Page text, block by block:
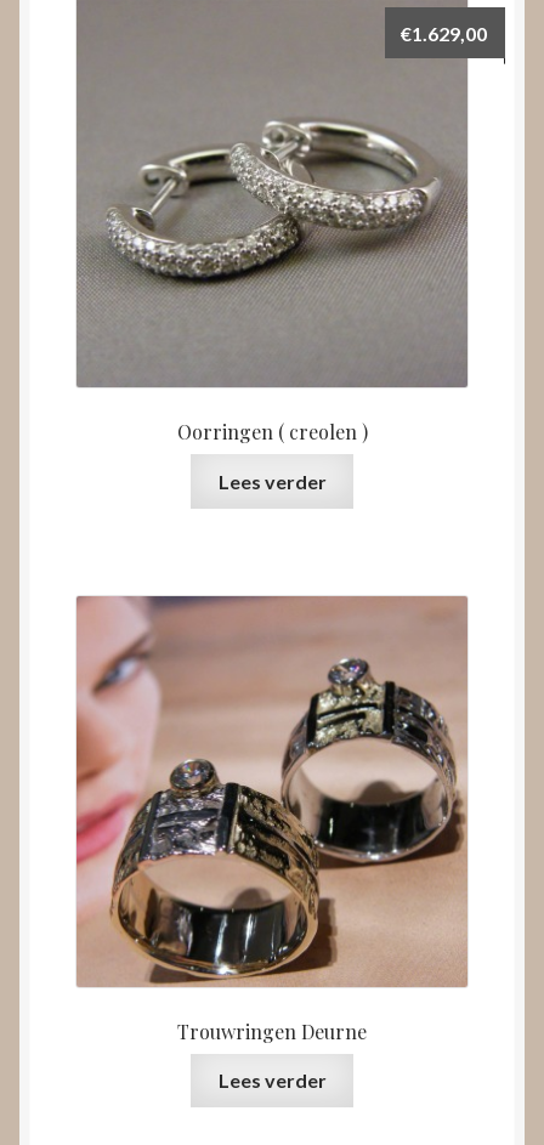
Oorringen ( creolen )
€1.629,00
Lees verder
Trouwringen Deurne
Lees verder